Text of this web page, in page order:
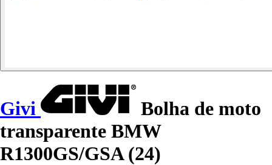
Givi
Bolha de moto
transparente BMW
R1300GS/GSA (24)